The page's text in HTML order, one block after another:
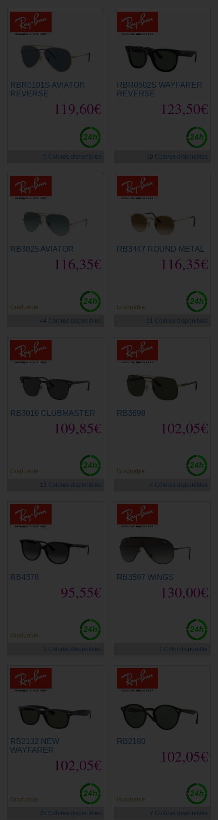
RBR0101S AVIATOR
REVERSE
119,60€
9 Colores disponibles
RBR0502S WAYFARER
REVERSE
123,50€
10 Colores disponibles
RB3025 AVIATOR
116,35€
Graduable
44 Colores disponibles
RB3447 ROUND METAL
116,35€
Graduable
21 Colores disponibles
RB3016 CLUBMASTER
109,85€
Graduable
13 Colores disponibles
RB3699
102,05€
Graduable
4 Colores disponibles
RB4378
95,55€
Graduable
3 Colores disponibles
RB3597 WINGS
130,00€
1 Color disponible
RB2132 NEW
WAYFARER
102,05€
Graduable
25 Colores disponibles
RB2180
102,05€
Graduable
7 Colores disponibles